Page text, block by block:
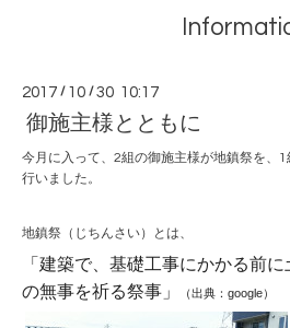
2017 / 10 /30 10:17
御施主様とともに
今月に入って、2組の御施主様が地鎮祭を、
行いました。
地鎮祭（じちんさい）とは、
「建築で、基礎工事にかかる前
の無事を祈る祭事」
（出典：google）